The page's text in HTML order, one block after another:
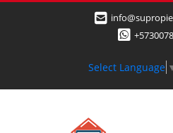
Select Language